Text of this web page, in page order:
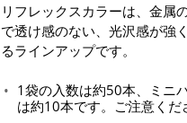
リフレックスカラーは、金属
で透け感のない、光沢感が強
るラインアップです。
1袋の入数は約50本、ミニ
は約10本です。ご注意くだ